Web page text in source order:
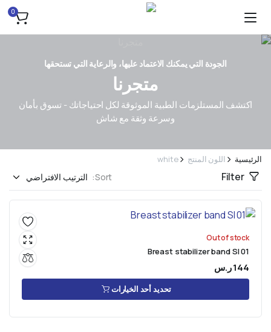
0
الجودة التي يمكنك الاعتماد عليها، والرعاية التي تستحقها
متجرنا
اكتشف المستلزمات الطبية الموثوقة لكل احتياجاتك - تسوق بأمان
وسرعة وثقة مع شاش
الرئيسية اللون المنتج white
Filter
Sort:
Out of stock
Breast stabilizer band SI 01
144ر.س
تحديد أحد الخيارات